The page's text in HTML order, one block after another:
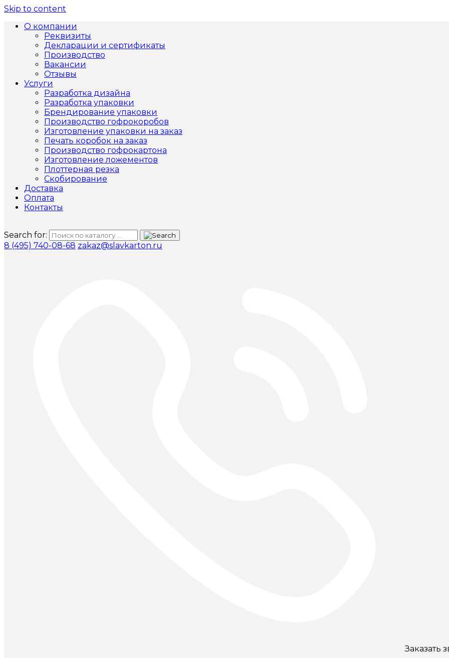
Skip to content
О компании
Реквизиты
Декларации и сертификаты
Производство
Вакансии
Отзывы
Услуги
Разработка дизайна
Разработка упаковки
Брендирование упаковки
Производство гофрокоробов
Изготовление упаковки на заказ
Печать коробок на заказ
Производство гофрокартона
Изготовление ложементов
Плоттерная резка
Скобирование
Доставка
Оплата
Контакты
Search for:
8 (495) 740-08-68 zakaz@slavkarton.ru
Заказать